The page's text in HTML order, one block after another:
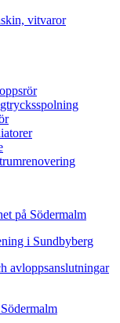
vitvaror
på Södermalm
i Sundbyberg
avloppsanslutningar